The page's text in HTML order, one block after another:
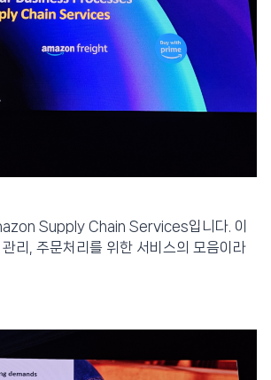
Supply Chain Services입니다. 이
리, 주문처리를 위한 서비스의 모음이라